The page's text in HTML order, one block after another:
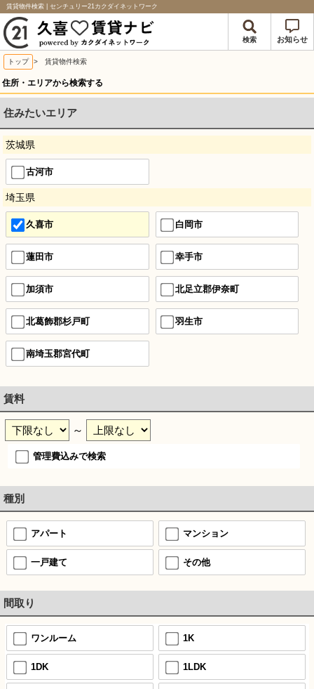
賃貸物件検索 | センチュリー21カクダイネットワーク
検索 お知らせ
トップ > 賃貸物件検索
住所・エリアから検索する
住みたいエリア
茨城県
古河市
埼玉県
久喜市 白岡市
蓮田市 幸手市
加須市 北足立郡伊奈町
北葛飾郡杉戸町 羽生市
南埼玉郡宮代町
賃料
～
管理費込みで検索
種別
アパート マンション
一戸建て その他
間取り
ワンルーム 1K
1DK 1LDK